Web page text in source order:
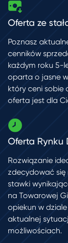
Oferta ze
Poznasz
cenników
każdym roku 5-
oparta o jasne
który ceni sobie
oferta jest dla
Oferta Rynku
Rozwiązanie
zdecydować się
stawki
na Towarowej
opiekun w
aktualnej
możliwościach.